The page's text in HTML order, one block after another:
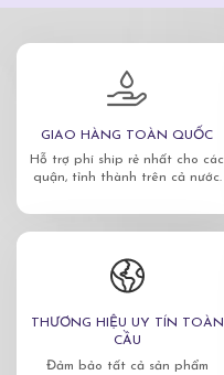
GIAO HÀNG TOÀN QUỐC
Hỗ trợ phí ship rẻ nhất cho các
quận, tỉnh thành trên cả nước.
THƯƠNG HIỆU UY TÍN TOÀN
CẦU
Đảm bảo tất cả sản phẩm